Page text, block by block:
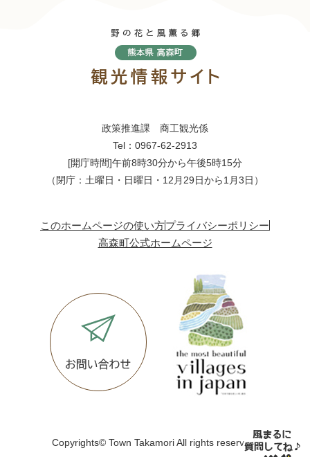
政策推進課 商工観光係
Tel：0967-62-2913
[開庁時間]午前8時30分から午後5時15分
（閉庁：土曜日・日曜日・12月29日から1月3日）
このホームページの使い方プライバシーポリシー
高森町公式ホームページ
Copyrights© Town Takamori All rights reserved.